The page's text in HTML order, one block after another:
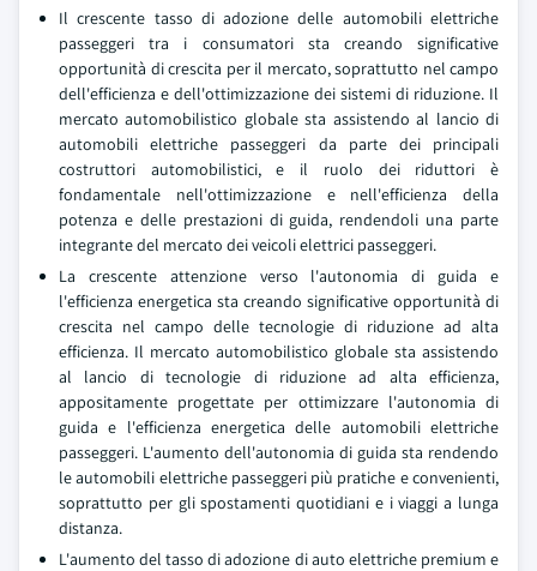
Il crescente tasso di adozione delle automobili elettriche
passeggeri tra i consumatori sta creando significative
opportunità di crescita per il mercato, soprattutto nel campo
dell'efficienza e dell'ottimizzazione dei sistemi di riduzione. Il
mercato automobilistico globale sta assistendo al lancio di
automobili elettriche passeggeri da parte dei principali
costruttori automobilistici, e il ruolo dei riduttori è
fondamentale nell'ottimizzazione e nell'efficienza della
potenza e delle prestazioni di guida, rendendoli una parte
integrante del mercato dei veicoli elettrici passeggeri.
La crescente attenzione verso l'autonomia di guida e
l'efficienza energetica sta creando significative opportunità di
crescita nel campo delle tecnologie di riduzione ad alta
efficienza. Il mercato automobilistico globale sta assistendo
al lancio di tecnologie di riduzione ad alta efficienza,
appositamente progettate per ottimizzare l'autonomia di
guida e l'efficienza energetica delle automobili elettriche
passeggeri. L'aumento dell'autonomia di guida sta rendendo
le automobili elettriche passeggeri più pratiche e convenienti,
soprattutto per gli spostamenti quotidiani e i viaggi a lunga
distanza.
L'aumento del tasso di adozione di auto elettriche premium e